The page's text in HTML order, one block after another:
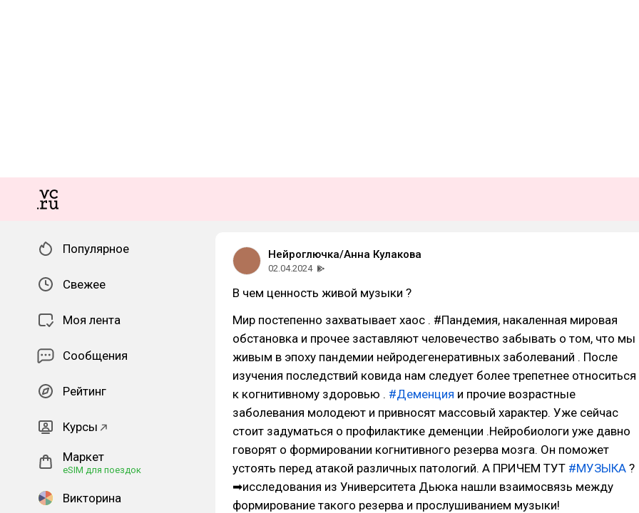
Популярное
Свежее
Моя лента
Сообщения
Рейтинг
Курсы
Маркет
eSIM для поездок
Викторина
Нейроглючка/Анна Кулакова
02.04.2024
В чем ценность живой музыки ?
Мир постепенно захватывает хаос . #Пандемия, накаленная мировая
обстановка и прочее заставляют человечество забывать о том, что мы
живым в эпоху пандемии нейродегенеративных заболеваний . После
изучения последствий ковида нам следует более трепетнее относиться
к когнитивному здоровью . #Деменция и прочие возрастные
заболевания молодеют и привносят массовый характер. Уже сейчас
стоит задуматься о профилактике деменции .Нейробиологи уже давно
говорят о формировании когнитивного резерва мозга. Он поможет
устоять перед атакой различных патологий. А ПРИЧЕМ ТУТ #МУЗЫКА ?
➡исследования из Университета Дьюка нашли взаимосвязь между
формирование такого резерва и прослушиванием музыки!